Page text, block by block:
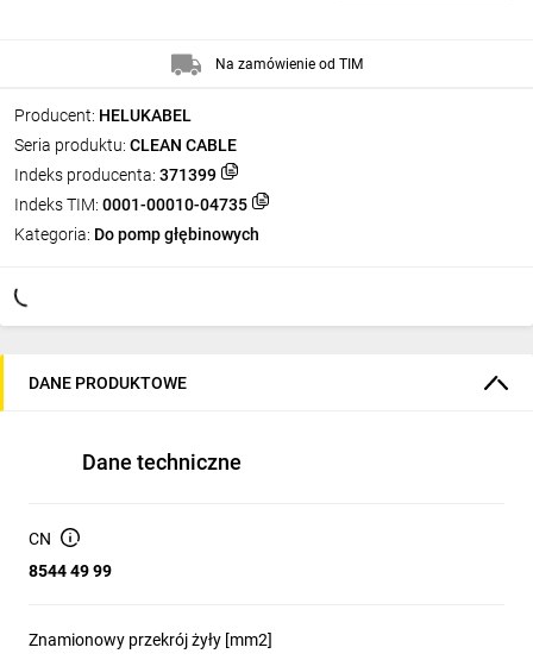
Producent: HELUKABEL
Seria produktu: CLEAN CABLE
Indeks producenta: 371399
Indeks TIM: 0001-00010-04735
Kategoria: Do pomp głębinowych
Na zamówienie od TIM
DANE PRODUKTOWE
Dane techniczne
CN
8544 49 99
Znamionowy przekrój żyły [mm2]